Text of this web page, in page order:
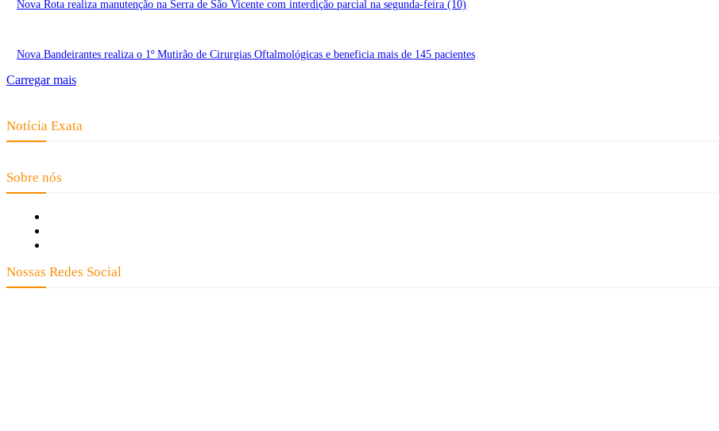
Nova Rota realiza manutenção na Serra de São Vicente com interdição parcial na segunda-feira (10)
Nova Bandeirantes realiza o 1º Mutirão de Cirurgias Oftalmológicas e beneficia mais de 145 pacientes
Carregar mais
Notícia Exata
Sobre nós
Nossas Redes Social